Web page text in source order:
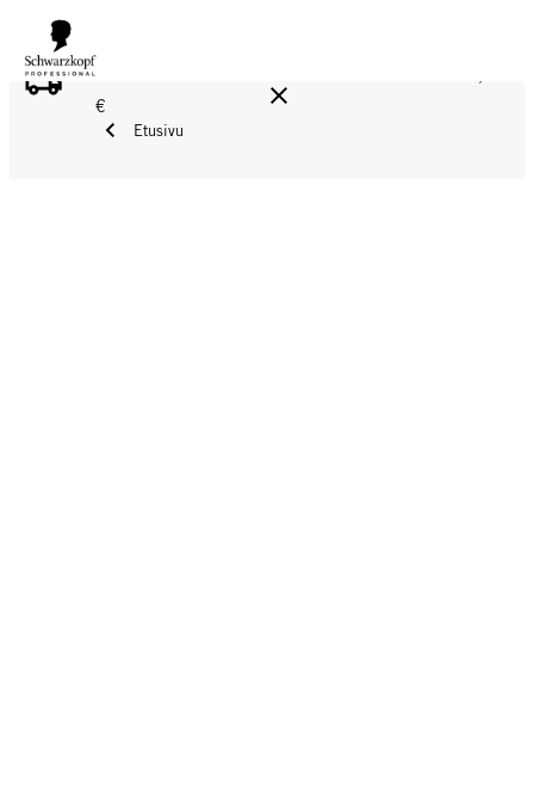
ILMAINEN TOIMITUS YLI 160 € TILAUKSIIN!
€
Etusivu